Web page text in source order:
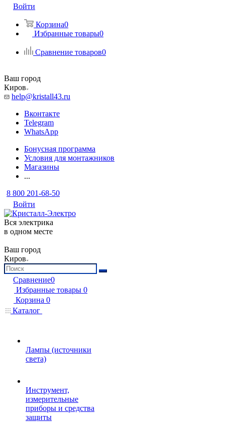
Войти
Корзина0
Избранные товары0
Сравнение товаров0
Ваш город
Киров
help@kristall43.ru
Вконтакте
Telegram
WhatsApp
Бонусная программа
Условия для монтажников
Магазины
...
8 800 201-68-50
Войти
Вся электрика
в одном месте
Ваш город
Киров
Сравнение0
Избранные товары 0
Корзина 0
Каталог
Лампы (источники
света)
Инструмент,
измерительные
приборы и средства
защиты